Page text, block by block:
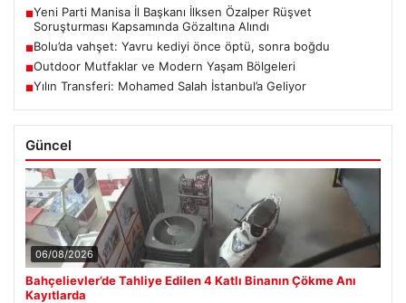
■Yeni Parti Manisa İl Başkanı İlksen Özalper Rüşvet
Soruşturması Kapsamında Gözaltına Alındı
■Bolu’da vahşet: Yavru kediyi önce öptü, sonra boğdu
■Outdoor Mutfaklar ve Modern Yaşam Bölgeleri
■Yılın Transferi: Mohamed Salah İstanbul’a Geliyor
Güncel
06/08/2026
Bahçelievler’de Tahliye Edilen 4 Katlı Binanın Çökme Anı
Kayıtlarda